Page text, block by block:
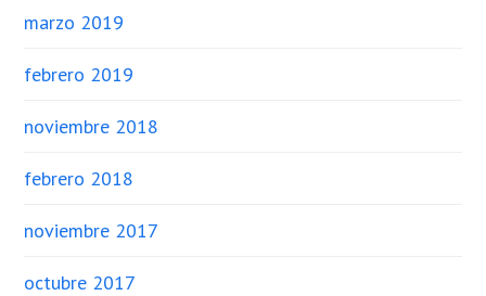
marzo 2019
febrero 2019
noviembre 2018
febrero 2018
noviembre 2017
octubre 2017